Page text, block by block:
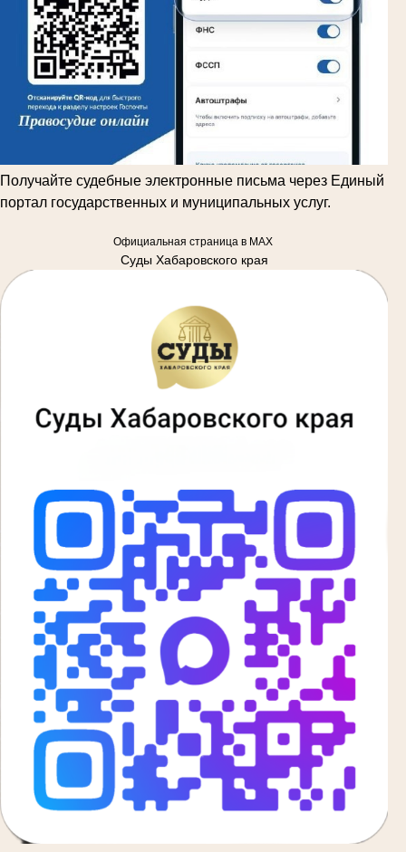
Получайте судебные электронные письма через Единый
портал государственных и муниципальных услуг.
Официальная страница в MAX
Суды Хабаровского края